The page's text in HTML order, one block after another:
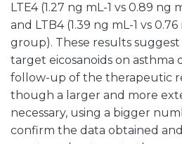
LTE4 (1.27 ng mL-1 vs 0.89
and LTB4 (1.39 ng mL-1 vs
group). These results
target eicosanoids on asthma
follow-up of the therapeutic
though a larger and more
necessary, using a bigger
confirm the data obtained